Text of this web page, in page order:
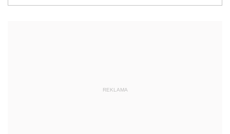
REKLAMA